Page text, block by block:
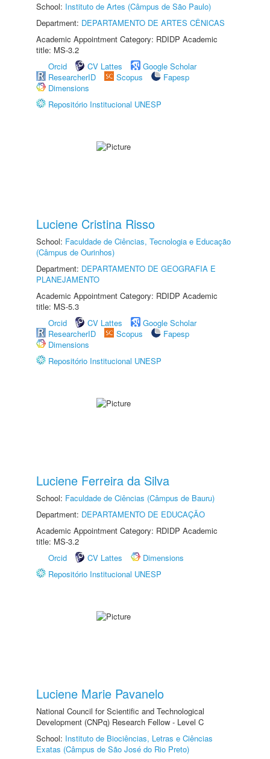
School: Instituto de Artes (Câmpus de São Paulo)
Department: DEPARTAMENTO DE ARTES CÊNICAS
Academic Appointment Category: RDIDP Academic
title: MS-3.2
Orcid
CV Lattes
Google Scholar
ResearcherID
Scopus
Fapesp
Dimensions
Repositório Institucional UNESP
Luciene Cristina Risso
School: Faculdade de Ciências, Tecnologia e Educação
(Câmpus de Ourinhos)
Department: DEPARTAMENTO DE GEOGRAFIA E
PLANEJAMENTO
Academic Appointment Category: RDIDP Academic
title: MS-5.3
Orcid
CV Lattes
Google Scholar
ResearcherID
Scopus
Fapesp
Dimensions
Repositório Institucional UNESP
Luciene Ferreira da Silva
School: Faculdade de Ciências (Câmpus de Bauru)
Department: DEPARTAMENTO DE EDUCAÇÃO
Academic Appointment Category: RDIDP Academic
title: MS-3.2
Orcid
CV Lattes
Dimensions
Repositório Institucional UNESP
Luciene Marie Pavanelo
National Council for Scientific and Technological
Development (CNPq) Research Fellow - Level C
School: Instituto de Biociências, Letras e Ciências
Exatas (Câmpus de São José do Rio Preto)